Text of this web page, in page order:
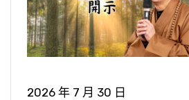
2026 年 7 月 30 日